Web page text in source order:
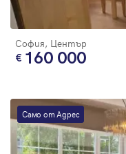
София, Център
160 000
Само от Адрес